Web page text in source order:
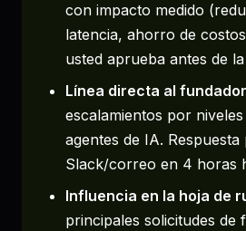
con impacto medido
latencia, ahorro de
usted aprueba antes de
Línea directa al fundador
escalamientos por
agentes de IA. Respuesta
Slack/correo en 4 horas
Influencia en la hoja de
principales solicitudes de